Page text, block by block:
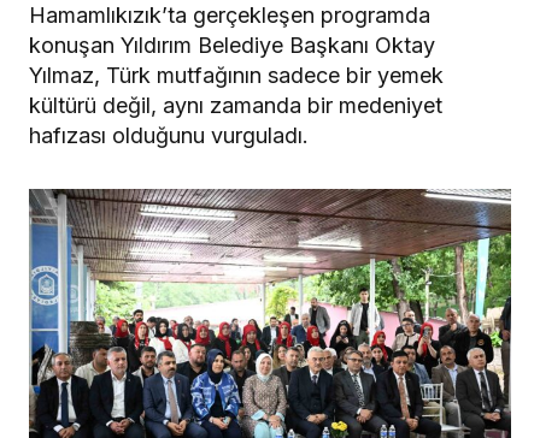
Hamamlıkızık’ta gerçekleşen programda
konuşan Yıldırım Belediye Başkanı Oktay
Yılmaz, Türk mutfağının sadece bir yemek
kültürü değil, aynı zamanda bir medeniyet
hafızası olduğunu vurguladı.